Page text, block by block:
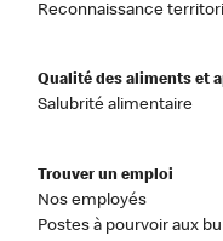
Reconnaissance
Qualité des aliments et
Salubrité alimentaire
Trouver un emploi
Nos employés
Postes à pourvoir aux